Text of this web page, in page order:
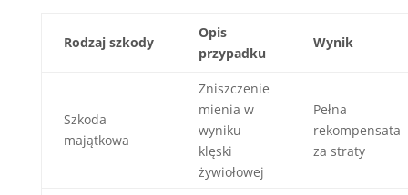
Rodzaj szkody
Opis
przypadku
Wynik
Szkoda
majątkowa
Zniszczenie
mienia w
wyniku
klęski
żywiołowej
Pełna
rekompensata
za straty